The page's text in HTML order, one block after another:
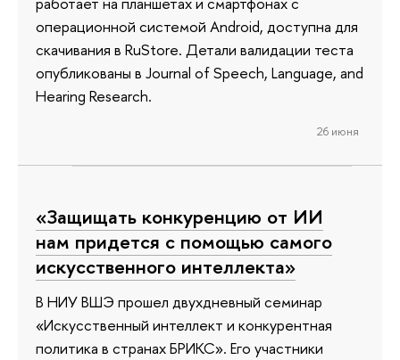
операционной системой Android, доступна для
скачивания в RuStore. Детали валидации теста
опубликованы в Journal of Speech, Language, and
Hearing Research.
26 июня
«Защищать конкуренцию от ИИ
нам придется с помощью самого
искусственного интеллекта»
В НИУ ВШЭ прошел двухдневный семинар
«Искусственный интеллект и конкурентная
политика в странах БРИКС». Его участники